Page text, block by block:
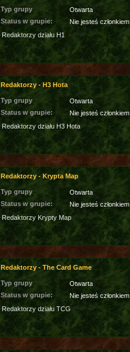
Typ grupy
Otwarta
Status w grupie:
Nie jesteś członkiem
Redaktorzy działu H1
Redaktorzy - H3 Hota
Typ grupy
Otwarta
Status w grupie:
Nie jesteś członkiem
Redaktorzy działu H3 Hota
Redaktorzy - Krypta Map
Typ grupy
Otwarta
Status w grupie:
Nie jesteś członkiem
Redaktorzy Krypty Map
Redaktorzy - The Card Game
Typ grupy
Otwarta
Status w grupie:
Nie jesteś członkiem
Redaktorzy działu TCG